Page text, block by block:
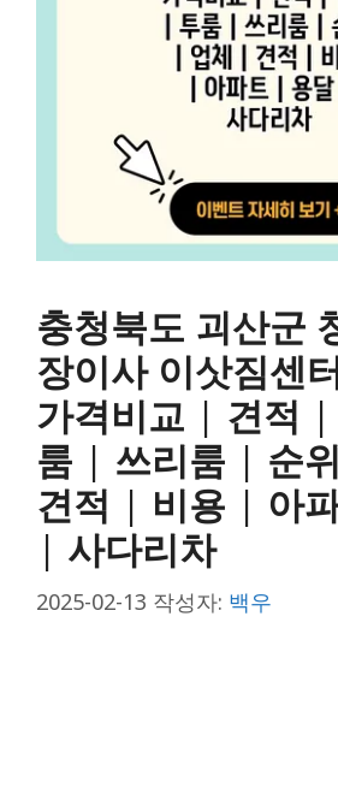
충청북도 괴산군
장이사 이삿짐센
가격비교 | 견적
룸 | 쓰리룸 | 순
견적 | 비용 | 아
| 사다리차
2025-02-13 작성자: 백우